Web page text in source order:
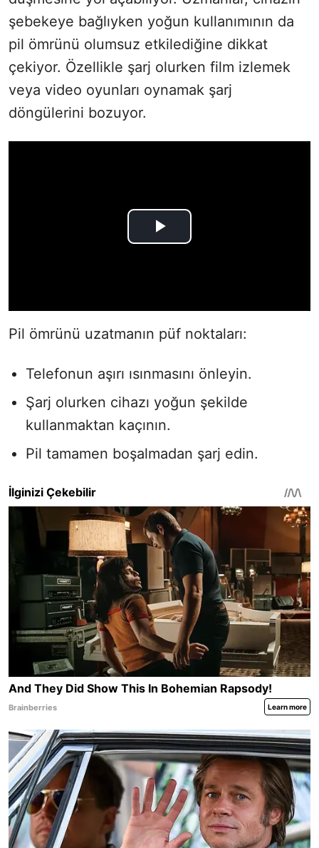
şebekeye bağlıyken yoğun kullanımının da
pil ömrünü olumsuz etkilediğine dikkat
çekiyor. Özellikle şarj olurken film izlemek
veya video oyunları oynamak şarj
döngülerini bozuyor.
Pil ömrünü uzatmanın püf noktaları:
Telefonun aşırı ısınmasını önleyin.
Şarj olurken cihazı yoğun şekilde
kullanmaktan kaçının.
Pil tamamen boşalmadan şarj edin.